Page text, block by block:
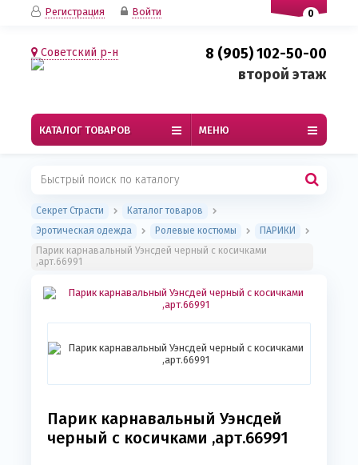
8 (905) 102-50-00
второй этаж
Советский р-н
Регистрация Войти
КАТАЛОГ ТОВАРОВ МЕНЮ
Секрет Страсти
Каталог товаров
Эротическая одежда
Ролевые костюмы
ПАРИКИ
Парик карнавальный Уэнсдей черный с косичками
,арт.66991
Парик карнавальный Уэнсдей
черный с косичками ,арт.66991
0